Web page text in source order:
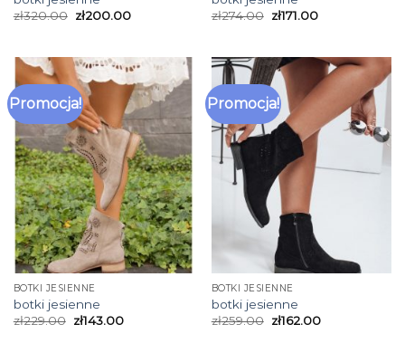
zł320.00 zł200.00
zł274.00 zł171.00
Promocja!
BOTKI JESIENNE
botki jesienne
zł229.00 zł143.00
Promocja!
BOTKI JESIENNE
botki jesienne
zł259.00 zł162.00